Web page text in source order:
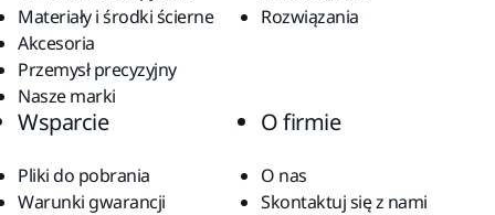
Materiały i środki ścierne
Akcesoria
Przemysł precyzyjny
Nasze marki
Rozwiązania
Wsparcie
Pliki do pobrania
Warunki gwarancji
O firmie
O nas
Skontaktuj się z nami